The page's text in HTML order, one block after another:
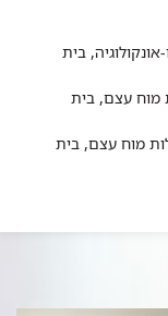
בית
מוח עצם, בית
מוח עצם, בית